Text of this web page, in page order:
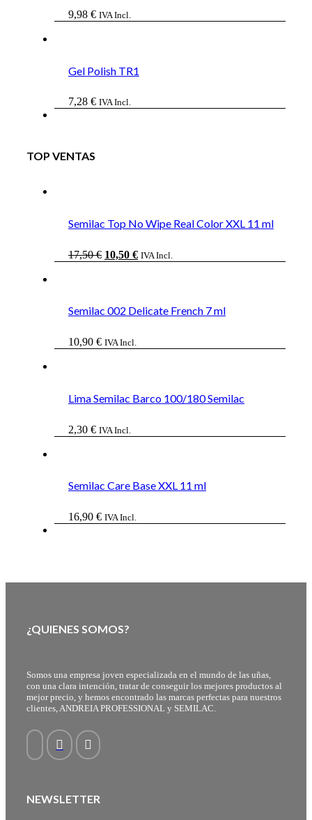
9,98 € IVA Incl.
Gel Polish TR1
7,28 € IVA Incl.
TOP VENTAS
Semilac Top No Wipe Real Color XXL 11 ml
17,50€ El
10,50 €ElIVA Incl.
Semilac 002 Delicate French 7 ml
10,90 € IVA Incl.
Lima Semilac Barco 100/180 Semilac
2,30 € IVA Incl.
Semilac Care Base XXL 11 ml
16,90 € IVA Incl.
¿QUIENES SOMOS?
Somos una empresa joven especializada en el mundo de las uñas,
con una clara intención, tratar de conseguir los mejores productos al
mejor precio, y hemos encontrado las marcas perfectas para nuestros
clientes, ANDREIA PROFESSIONAL y SEMILAC.
NEWSLETTER